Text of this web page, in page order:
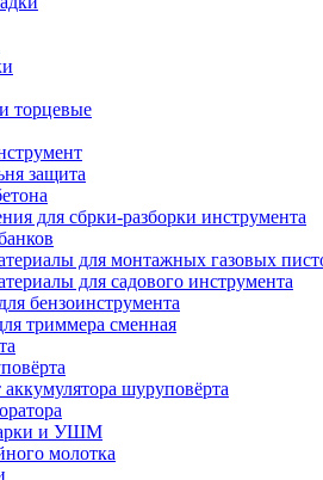
торцевые
защита
для сбрки-разборки инструмента
для монтажных газовых
для садового инструмента
бензоинструмента
триммера сменная
шуруповёрта
и УШМ
молотка